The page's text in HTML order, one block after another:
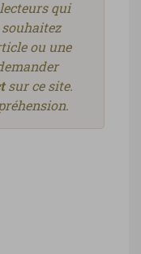
qui
ou une
sur ce site.